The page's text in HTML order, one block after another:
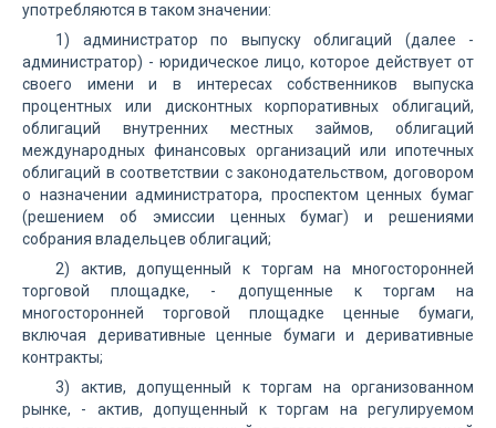
употребляются в таком значении:
1) администратор по выпуску облигаций (далее -
администратор) - юридическое лицо, которое действует от
своего имени и в интересах собственников выпуска
процентных или дисконтных корпоративных облигаций,
облигаций внутренних местных займов, облигаций
международных финансовых организаций или ипотечных
облигаций в соответствии с законодательством, договором
о назначении администратора, проспектом ценных бумаг
(решением об эмиссии ценных бумаг) и решениями
собрания владельцев облигаций;
2) актив, допущенный к торгам на многосторонней
торговой площадке, - допущенные к торгам на
многосторонней торговой площадке ценные бумаги,
включая деривативные ценные бумаги и деривативные
контракты;
3) актив, допущенный к торгам на организованном
рынке, - актив, допущенный к торгам на регулируемом